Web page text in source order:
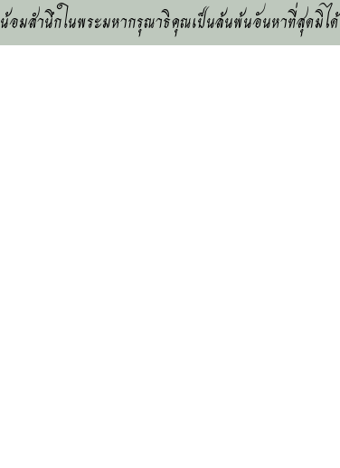
น้อมสำนึกในพระมหากรุณาธิคุณเป็นล้นพ้นอันหาที่สุดมิได้